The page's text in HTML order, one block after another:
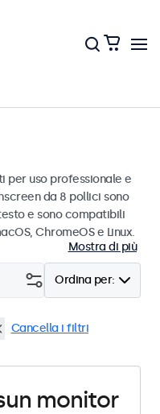
per uso professionale e
da 8 pollici sono
e sono compatibili
ChromeOS e Linux.
Mostra di più
Ordina per:
Cancella i filtri
monitor